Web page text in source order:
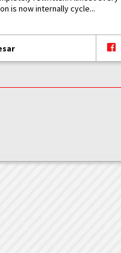
is now internally cycle...